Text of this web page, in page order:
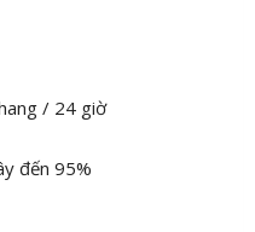
/ 24 giờ
đến 95%